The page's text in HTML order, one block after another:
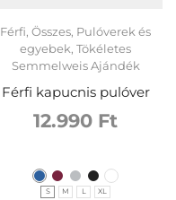
Férfi, Összes, Pulóverek és
egyebek, Tökéletes
Semmelweis Ajándék
Férfi kapucnis pulóver
12.990 Ft
S M L XL